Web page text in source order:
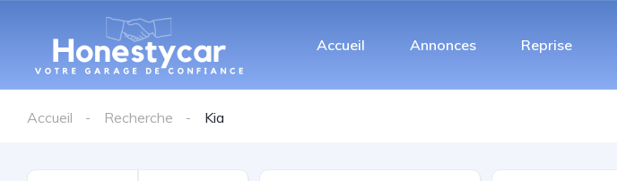
Accueil Annonces Reprise
Accueil Recherche Kia